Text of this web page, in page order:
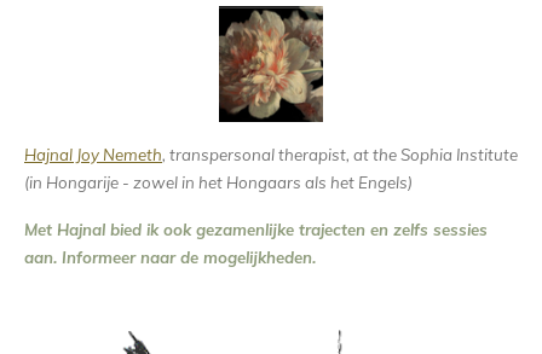
Hajnal Joy Nemeth, transpersonal therapist, at the Sophia Institute
(in Hongarije - zowel in het Hongaars als het Engels)
Met Hajnal bied ik ook gezamenlijke trajecten en zelfs sessies
aan. Informeer naar de mogelijkheden.